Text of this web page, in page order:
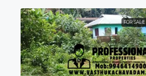
FOR SALE